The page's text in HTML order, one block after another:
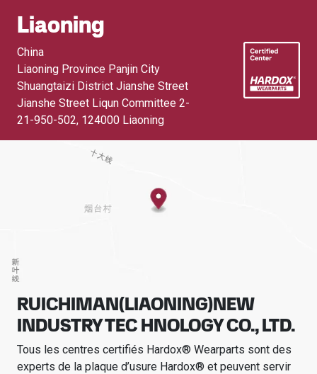
Liaoning
China
Liaoning Province Panjin City
Shuangtaizi District Jianshe Street
Jianshe Street Liqun Committee 2-
21-950-502, 124000 Liaoning
RUICHIMAN(LIAONING)NEW
INDUSTRY TEC HNOLOGY CO., LTD.
Tous les centres certifiés Hardox® Wearparts sont des
experts de la plaque d’usure Hardox® et peuvent servir